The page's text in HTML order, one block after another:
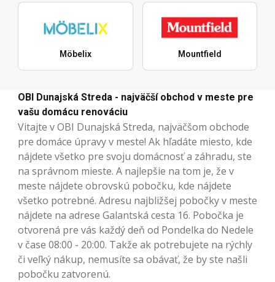
Möbelix Mountfield
OBI Dunajská Streda - najväčší obchod v meste pre
vašu domácu renováciu
Vitajte v OBI Dunajská Streda, najväčšom obchode
pre domáce úpravy v meste! Ak hľadáte miesto, kde
nájdete všetko pre svoju domácnosť a záhradu, ste
na správnom mieste. A najlepšie na tom je, že v
meste nájdete obrovskú pobočku, kde nájdete
všetko potrebné. Adresu najbližšej pobočky v meste
nájdete na adrese Galantská cesta 16. Pobočka je
otvorená pre vás každý deň od Pondelka do Nedele
v čase 08:00 - 20:00. Takže ak potrebujete na rýchly
či veľký nákup, nemusíte sa obávať, že by ste našli
pobočku zatvorenú.